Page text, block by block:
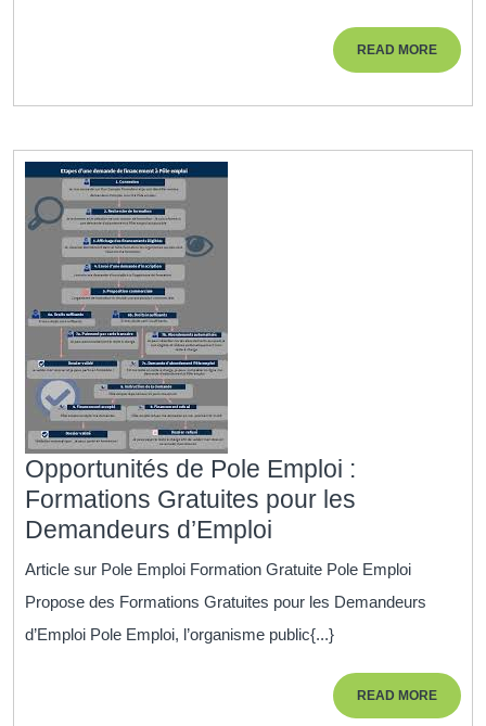
Distance
Autonomie
READ MOREREAD
MORE
Opportunités de Pole Emploi :
Formations Gratuites pour les
Demandeurs d’Emploi
de
Pole
Emploi
:
Formations
Gratuites
Article sur Pole Emploi Formation Gratuite Pole Emploi
Propose des Formations Gratuites pour les Demandeurs
d’Emploi Pole Emploi, l’organisme public{...}
READ MOREREAD
MORE